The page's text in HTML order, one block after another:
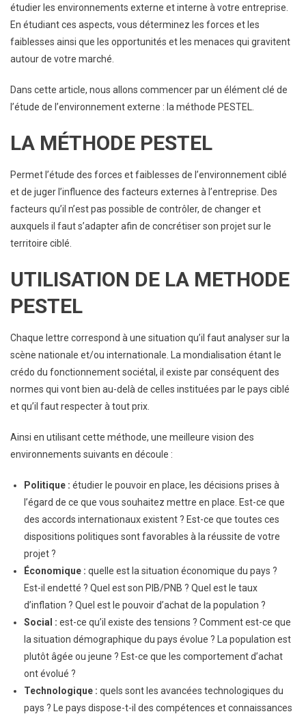
étudier les environnements externe et interne à votre entreprise.
En étudiant ces aspects, vous déterminez les forces et les
faiblesses ainsi que les opportunités et les menaces qui gravitent
autour de votre marché.
Dans cette article, nous allons commencer par un élément clé de
l’étude de l’environnement externe : la méthode PESTEL.
LA MÉTHODE PESTEL
Permet l’étude des forces et faiblesses de l’environnement ciblé
et de juger l’influence des facteurs externes à l’entreprise. Des
facteurs qu’il n’est pas possible de contrôler, de changer et
auxquels il faut s’adapter afin de concrétiser son projet sur le
territoire ciblé.
UTILISATION DE LA METHODE
PESTEL
Chaque lettre correspond à une situation qu’il faut analyser sur la
scène nationale et/ou internationale. La mondialisation étant le
crédo du fonctionnement sociétal, il existe par conséquent des
normes qui vont bien au-delà de celles instituées par le pays ciblé
et qu’il faut respecter à tout prix.
Ainsi en utilisant cette méthode, une meilleure vision des
environnements suivants en découle :
Politique : étudier le pouvoir en place, les décisions prises à
l’égard de ce que vous souhaitez mettre en place. Est-ce que
des accords internationaux existent ? Est-ce que toutes ces
dispositions politiques sont favorables à la réussite de votre
projet ?
Économique : quelle est la situation économique du pays ?
Est-il endetté ? Quel est son PIB/PNB ? Quel est le taux
d’inflation ? Quel est le pouvoir d’achat de la population ?
Social : est-ce qu’il existe des tensions ? Comment est-ce que
la situation démographique du pays évolue ? La population est
plutôt âgée ou jeune ? Est-ce que les comportement d’achat
ont évolué ?
Technologique : quels sont les avancées technologiques du
pays ? Le pays dispose-t-il des compétences et connaissances